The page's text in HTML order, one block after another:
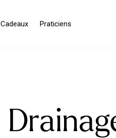
Cadeaux Praticiens